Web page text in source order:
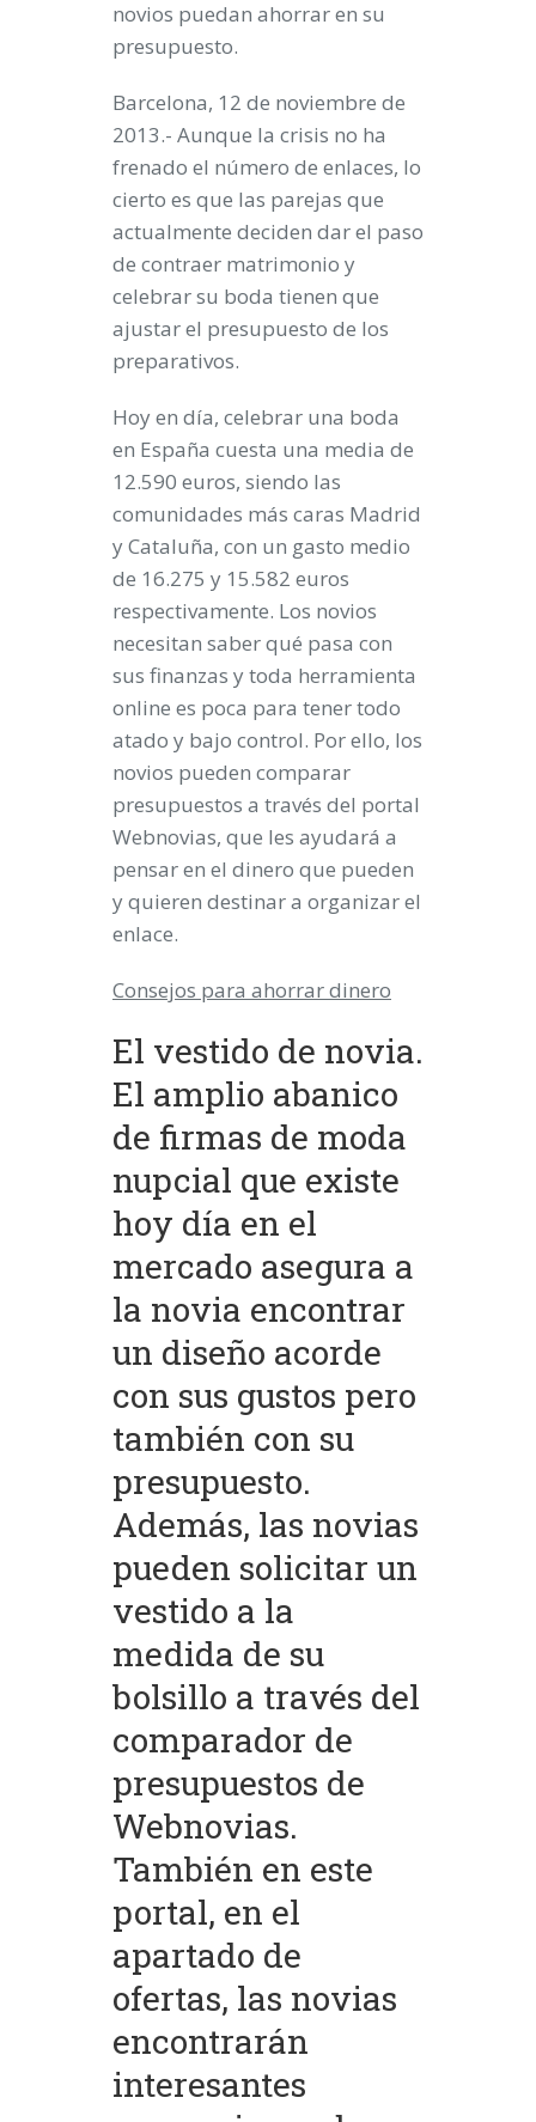
novios puedan ahorrar en su
presupuesto.
Barcelona, 12 de noviembre de
2013.- Aunque la crisis no ha
frenado el número de enlaces, lo
cierto es que las parejas que
actualmente deciden dar el paso
de contraer matrimonio y
celebrar su boda tienen que
ajustar el presupuesto de los
preparativos.
Hoy en día, celebrar una boda
en España cuesta una media de
12.590 euros, siendo las
comunidades más caras Madrid
y Cataluña, con un gasto medio
de 16.275 y 15.582 euros
respectivamente. Los novios
necesitan saber qué pasa con
sus finanzas y toda herramienta
online es poca para tener todo
atado y bajo control. Por ello, los
novios pueden comparar
presupuestos a través del portal
Webnovias, que les ayudará a
pensar en el dinero que pueden
y quieren destinar a organizar el
enlace.
Consejos para ahorrar dinero
El vestido de novia.
El amplio abanico
de firmas de moda
nupcial que existe
hoy día en el
mercado asegura a
la novia encontrar
un diseño acorde
con sus gustos pero
también con su
presupuesto.
Además, las novias
pueden solicitar un
vestido a la
medida de su
bolsillo a través del
comparador de
presupuestos de
Webnovias.
También en este
portal, en el
apartado de
ofertas, las novias
encontrarán
interesantes